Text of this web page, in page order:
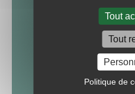
Tout
Tout
Politique de